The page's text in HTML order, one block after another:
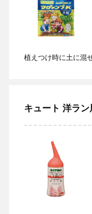
植えつけ時に土に混
キュート 洋ラン